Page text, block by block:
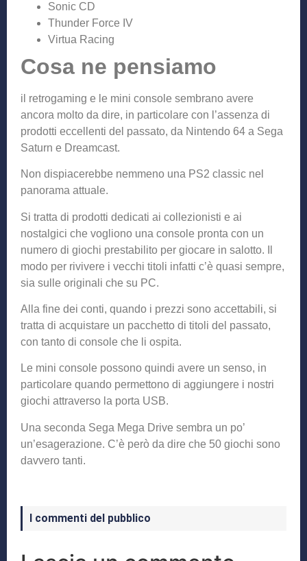
Sonic CD
Thunder Force IV
Virtua Racing
Cosa ne pensiamo
il retrogaming e le mini console sembrano avere
ancora molto da dire, in particolare con l’assenza di
prodotti eccellenti del passato, da Nintendo 64 a Sega
Saturn e Dreamcast.
Non dispiacerebbe nemmeno una PS2 classic nel
panorama attuale.
Si tratta di prodotti dedicati ai collezionisti e ai
nostalgici che vogliono una console pronta con un
numero di giochi prestabilito per giocare in salotto. Il
modo per rivivere i vecchi titoli infatti c’è quasi sempre,
sia sulle originali che su PC.
Alla fine dei conti, quando i prezzi sono accettabili, si
tratta di acquistare un pacchetto di titoli del passato,
con tanto di console che li ospita.
Le mini console possono quindi avere un senso, in
particolare quando permettono di aggiungere i nostri
giochi attraverso la porta USB.
Una seconda Sega Mega Drive sembra un po’
un’esagerazione. C’è però da dire che 50 giochi sono
davvero tanti.
I commenti del pubblico